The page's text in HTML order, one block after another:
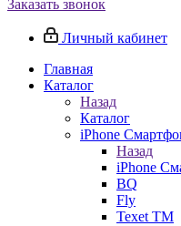
Заказать звонок
Личный кабинет
Главная
Каталог
Назад
Каталог
iPhone
Назад
iPhone
BQ
Fly
Texet TM